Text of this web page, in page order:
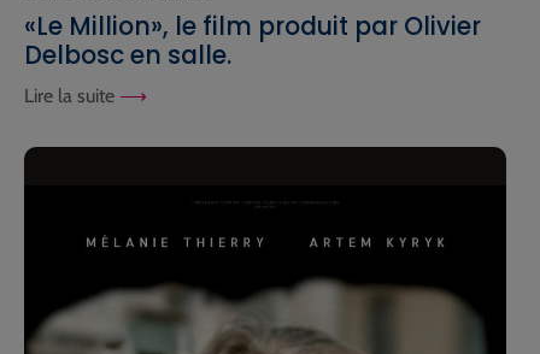
«Le Million», le film produit par Olivier
Delbosc en salle.
Lire la suite